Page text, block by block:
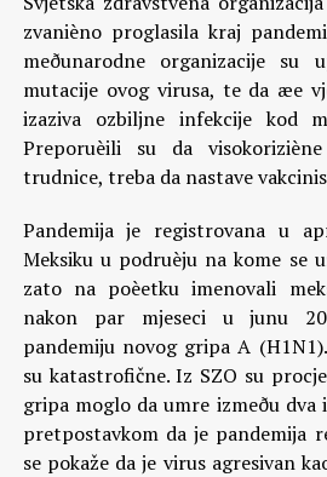
zvanièno proglasila kraj
meðunarodne organizacije su
mutacije ovog virusa, te da æe
izaziva ozbiljne infekcije kod
Preporuèili su da
trudnice, treba da nastave
Pandemija je registrovana u
Meksiku u podruèju na kome se
zato na poèetku imenovali
nakon par mjeseci u junu
pandemiju novog gripa A
su katastrofične. Iz SZO su
gripa moglo da umre izmeðu
pretpostavkom da je pandemija
se pokaže da je virus agresivan